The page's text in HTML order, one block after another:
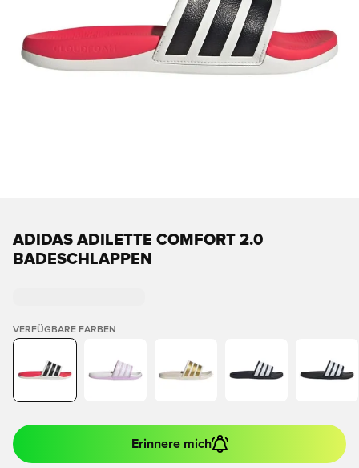
ADIDAS ADILETTE COMFORT 2.0
BADESCHLAPPEN
VERFÜGBARE FARBEN
Erinnere mich